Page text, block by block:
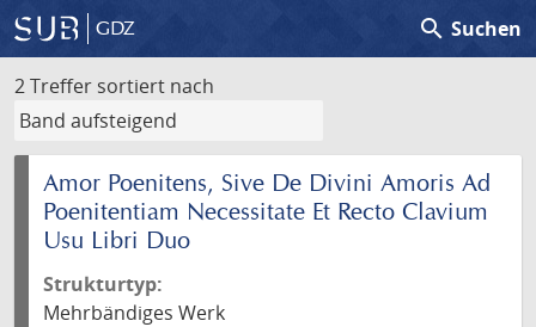
GDZ search Suchen
2 Treffer sortiert nach
Amor Poenitens, Sive De Divini Amoris Ad
Poenitentiam Necessitate Et Recto Clavium
Usu Libri Duo
Strukturtyp:
Mehrbändiges Werk